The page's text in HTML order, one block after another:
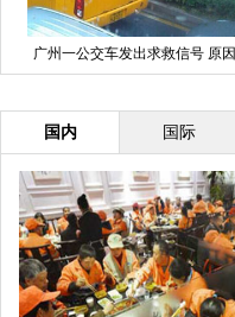
广州一公交车发出求救信号 原因
不明(图)
国内 国际